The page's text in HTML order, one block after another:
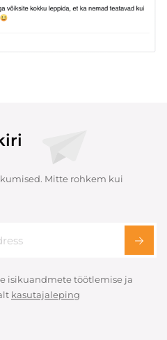
Mitte rohkem kui
isikuandmete töötlemise ja
kasutajaleping